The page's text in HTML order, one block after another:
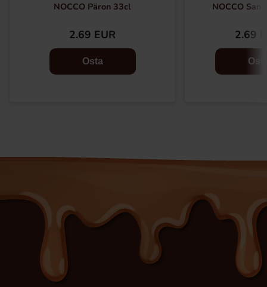
NOCCO Päron 33cl
2.69 EUR
Osta
NOCCO San
2.69